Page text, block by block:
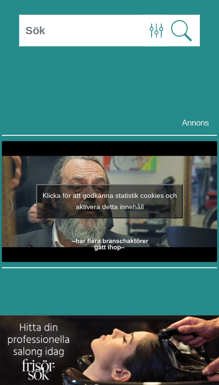
Annons
Klicka för att godkänna statistik cookies och
aktivera detta innehåll